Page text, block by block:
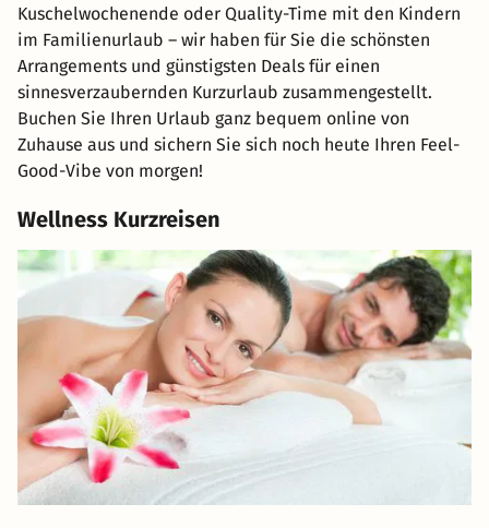
Kuschelwochenende oder Quality-Time mit den Kindern
im Familienurlaub – wir haben für Sie die schönsten
Arrangements und günstigsten Deals für einen
sinnesverzaubernden Kurzurlaub zusammengestellt.
Buchen Sie Ihren Urlaub ganz bequem online von
Zuhause aus und sichern Sie sich noch heute Ihren Feel-
Good-Vibe von morgen!
Wellness Kurzreisen